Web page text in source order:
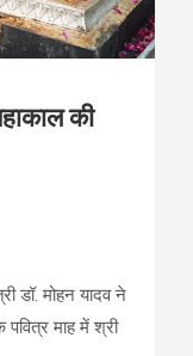
की
डॉ. मोहन यादव ने
माह में श्री